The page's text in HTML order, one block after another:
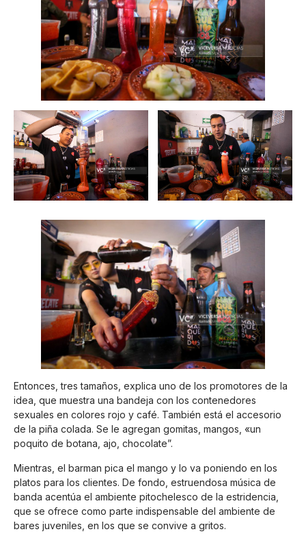
Entonces, tres tamaños, explica uno de los promotores de la
idea, que muestra una bandeja con los contenedores
sexuales en colores rojo y café. También está el accesorio
de la piña colada. Se le agregan gomitas, mangos, «un
poquito de botana, ajo, chocolate”.
Mientras, el barman pica el mango y lo va poniendo en los
platos para los clientes. De fondo, estruendosa música de
banda acentúa el ambiente pitochelesco de la estridencia,
que se ofrece como parte indispensable del ambiente de
bares juveniles, en los que se convive a gritos.